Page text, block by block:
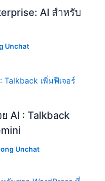
AI สำหรับ
Unchat
AI : Talkback
Unchat